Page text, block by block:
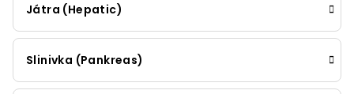
Játra (Hepatic)
Slinivka (Pankreas)